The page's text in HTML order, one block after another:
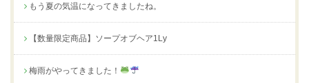
もう夏の気温になってきましたね。
【数量限定商品】ソープオブヘア1Ly
梅雨がやってきました！